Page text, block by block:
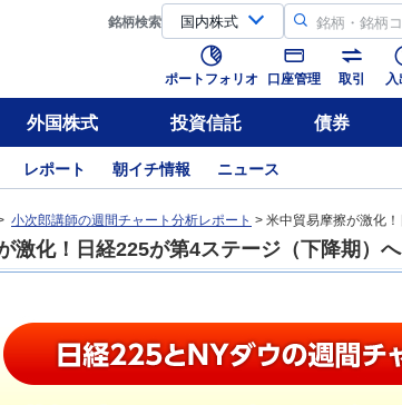
銘柄検索
ポートフォリオ 口座管理 取引
外国株式 投資信託 債券
レポート 朝イチ情報 ニュース
小次郎講師の週間チャート分析レポート > 米中貿易摩擦が激化
激化！日経225が第4ステージ（下降期）